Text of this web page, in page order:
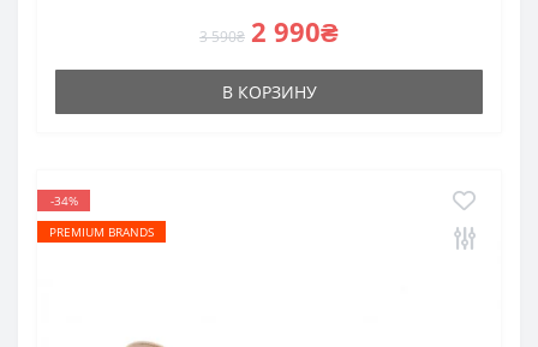
3 590₴ 2 990₴
В КОРЗИНУ
-34%
PREMIUM BRANDS